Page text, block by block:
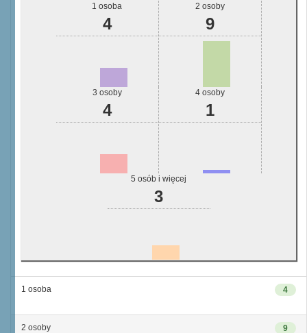
1 osoba
4
2 osoby
9
3 osoby
4
4 osoby
1
5 osób i więcej
3
4
1 osoba
9
2 osoby